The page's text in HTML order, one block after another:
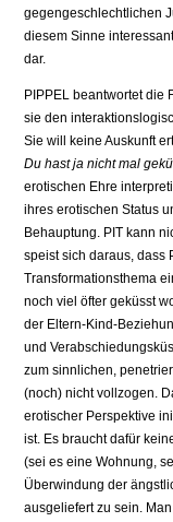
gegengeschlechtlichen
diesem Sinne
dar.
PIPPEL beantwortet die
sie den
Sie will keine Auskunft
Du hast ja nicht mal
erotischen Ehre
ihres erotischen Status
Behauptung. PIT kann
speist sich dar­aus, dass
Transformationsthema
noch viel öfter geküsst
der Eltern-Kind-
und
zum sinnlichen,
(noch) nicht vollzogen.
erotischer Perspektive
ist. Es braucht dafür
(sei es eine Wohnung,
Überwindung der
ausgeliefert zu sein.